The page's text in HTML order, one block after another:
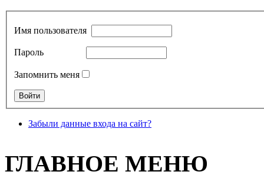
Имя пользователя
Пароль
Запомнить меня
Забыли данные входа на сайт?
ГЛАВНОЕ МЕНЮ